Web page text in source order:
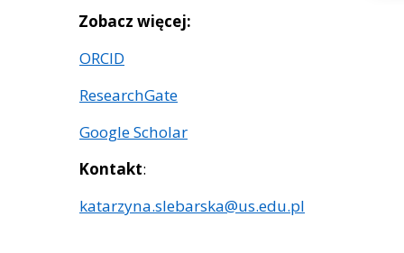
Zobacz więcej:
ORCID
ResearchGate
Google Scholar
Kontakt:
katarzyna.slebarska@us.edu.pl